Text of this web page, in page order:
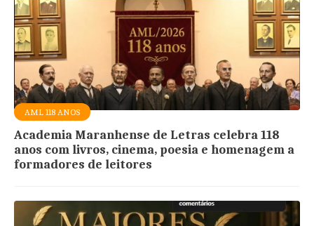
AML 118 ANOS
Academia Maranhense de Letras celebra 118
anos com livros, cinema, poesia e homenagem a
formadores de leitores